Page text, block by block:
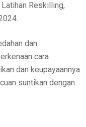
Reskilling,
dan
cara
dan keupayaannya
suntikan dengan